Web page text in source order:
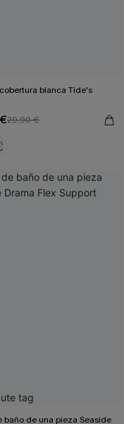
blanca Tide's
29,90 €
baño de una pieza Seaside